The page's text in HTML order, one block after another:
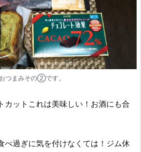
おつまみその②です。
カットこれは美味しい！お酒にも合
べ過ぎに気を付けなくては！ジム休